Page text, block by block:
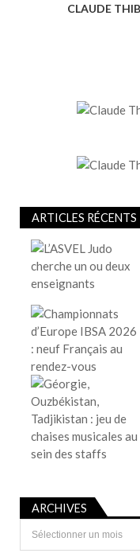
’
a
CLAUDE
ARTICLES RÉCENTS
ARCHIVES
Archives